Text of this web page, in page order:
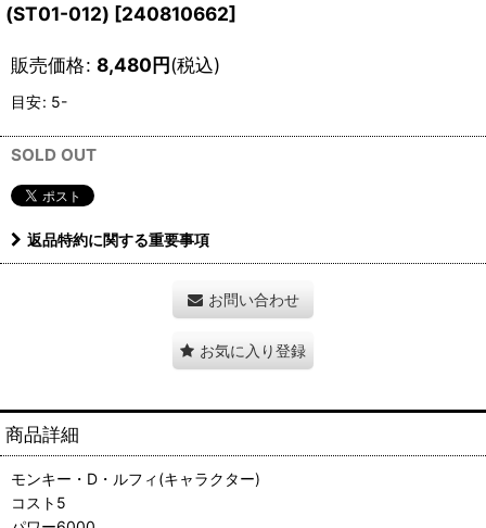
(ST01-012) [240810662]
販売価格: 8,480円(税込)
目安: 5-
SOLD OUT
返品特約に関する重要事項
お問い合わせ
お気に入り登録
商品詳細
モンキー・D・ルフィ(キャラクター)
コスト5